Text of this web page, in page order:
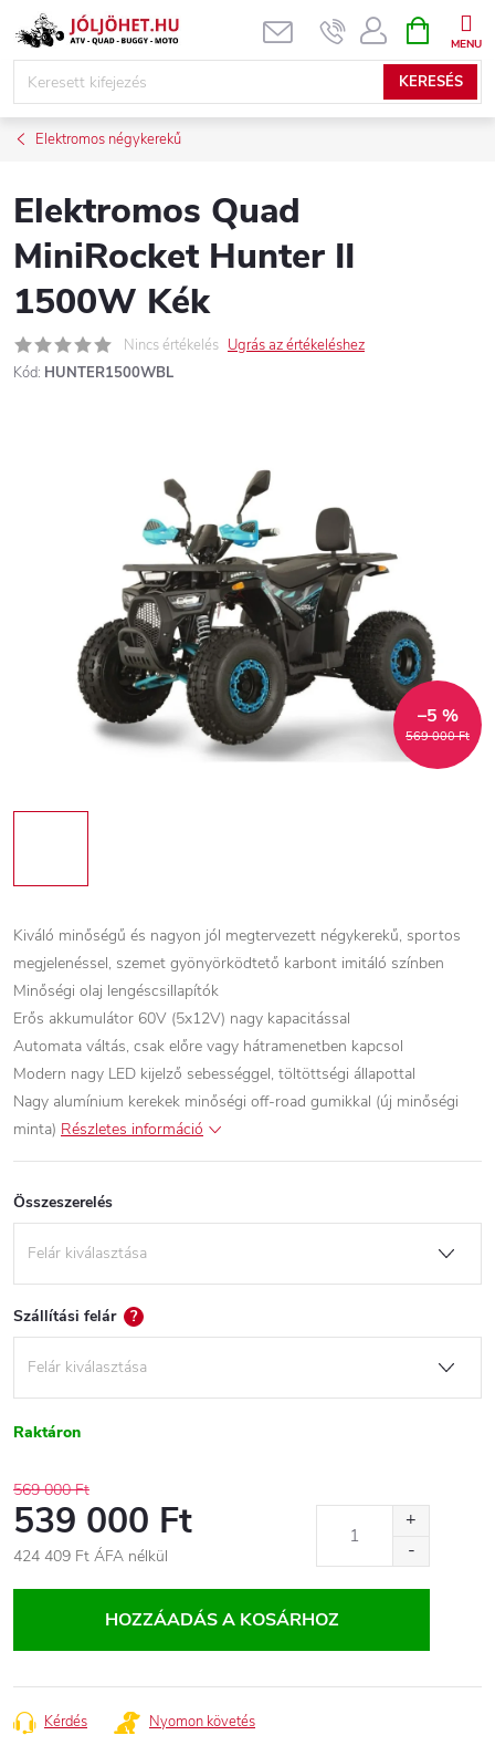
Ugrás
KERESÉS
KOSÁR
Elektromos négykerekű
Elektromos Quad
MiniRocket Hunter II
1500W Kék
Nincs értékelés Ugrás az értékeléshez
Kód: HUNTER1500WBL
569 000 Ft
–5 %
Kiváló minőségű és nagyon jól megtervezett négykerekű, sportos
megjelenéssel, szemet gyönyörködtető karbont imitáló színben
Minőségi olaj lengéscsillapítók
Erős akkumulátor 60V (5x12V) nagy kapacitással
Automata váltás, csak előre vagy hátramenetben kapcsol
Modern nagy LED kijelző sebességgel, töltöttségi állapottal
Nagy alumínium kerekek minőségi off-road gumikkal (új minőségi
minta) Részletes információ
Összeszerelés
Szállítási felár ?
Raktáron
569 000 Ft
539 000 Ft
424 409 Ft ÁFA nélkül
HOZZÁADÁS A KOSÁRHOZ
Kérdés Nyomon követés